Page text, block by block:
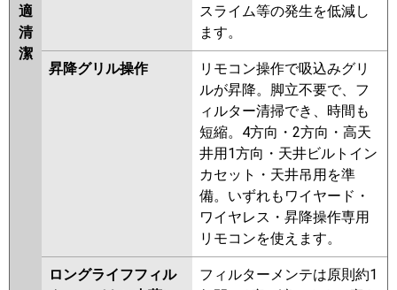
適
清
潔
スライム等の発生を低減し
ます。
昇降グリル操作
リモコン操作で吸込みグリ
ルが昇降。脚立不要で、フ
ィルター清掃でき、時間も
短縮。4方向・2方向・高天
井用1方向・天井ビルトイン
カセット・天井吊用を準
備。いずれもワイヤード・
ワイヤレス・昇降操作専用
リモコンを使えます。
ロングライフフィル
フィルターメンテは原則約1